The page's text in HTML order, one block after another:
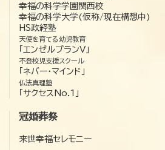
幸福の科学学園関西校
幸福の科学大学(仮称/現在構想中)
HS政経塾
天使を育てる幼児教育
「エンゼルプランV」
不登校児支援スクール
「ネバー・マインド」
仏法真理塾
「サクセスNo.1」
冠婚葬祭
来世幸福セレモニー